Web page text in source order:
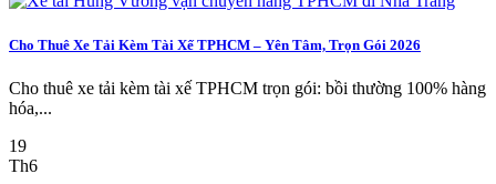
Cho Thuê Xe Tải Kèm Tài Xế TPHCM – Yên Tâm, Trọn Gói 2026
Cho thuê xe tải kèm tài xế TPHCM trọn gói: bồi thường 100% hàng
hóa,...
19
Th6